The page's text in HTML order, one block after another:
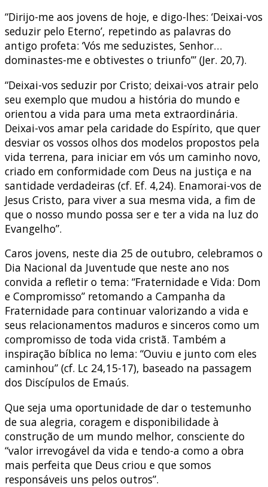
“Dirijo-me aos jovens de hoje, e digo-lhes: ‘Deixai-vos
seduzir pelo Eterno’, repetindo as palavras do
antigo profeta: ‘Vós me seduzistes, Senhor…
dominastes-me e obtivestes o triunfo’” (Jer. 20,7).
“Deixai-vos seduzir por Cristo; deixai-vos atrair pelo
seu exemplo que mudou a história do mundo e
orientou a vida para uma meta extraordinária.
Deixai-vos amar pela caridade do Espírito, que quer
desviar os vossos olhos dos modelos propostos pela
vida terrena, para iniciar em vós um caminho novo,
criado em conformidade com Deus na justiça e na
santidade verdadeiras (cf. Ef. 4,24). Enamorai-vos de
Jesus Cristo, para viver a sua mesma vida, a fim de
que o nosso mundo possa ser e ter a vida na luz do
Evangelho”.
Caros jovens, neste dia 25 de outubro, celebramos o
Dia Nacional da Juventude que neste ano nos
convida a refletir o tema: “Fraternidade e Vida: Dom
e Compromisso” retomando a Campanha da
Fraternidade para continuar valorizando a vida e
seus relacionamentos maduros e sinceros como um
compromisso de toda vida cristã. Também a
inspiração bíblica no lema: “Ouviu e junto com eles
caminhou” (cf. Lc 24,15-17), baseado na passagem
dos Discípulos de Emaús.
Que seja uma oportunidade de dar o testemunho
de sua alegria, coragem e disponibilidade à
construção de um mundo melhor, consciente do
“valor irrevogável da vida e tendo-a como a obra
mais perfeita que Deus criou e que somos
responsáveis uns pelos outros”.